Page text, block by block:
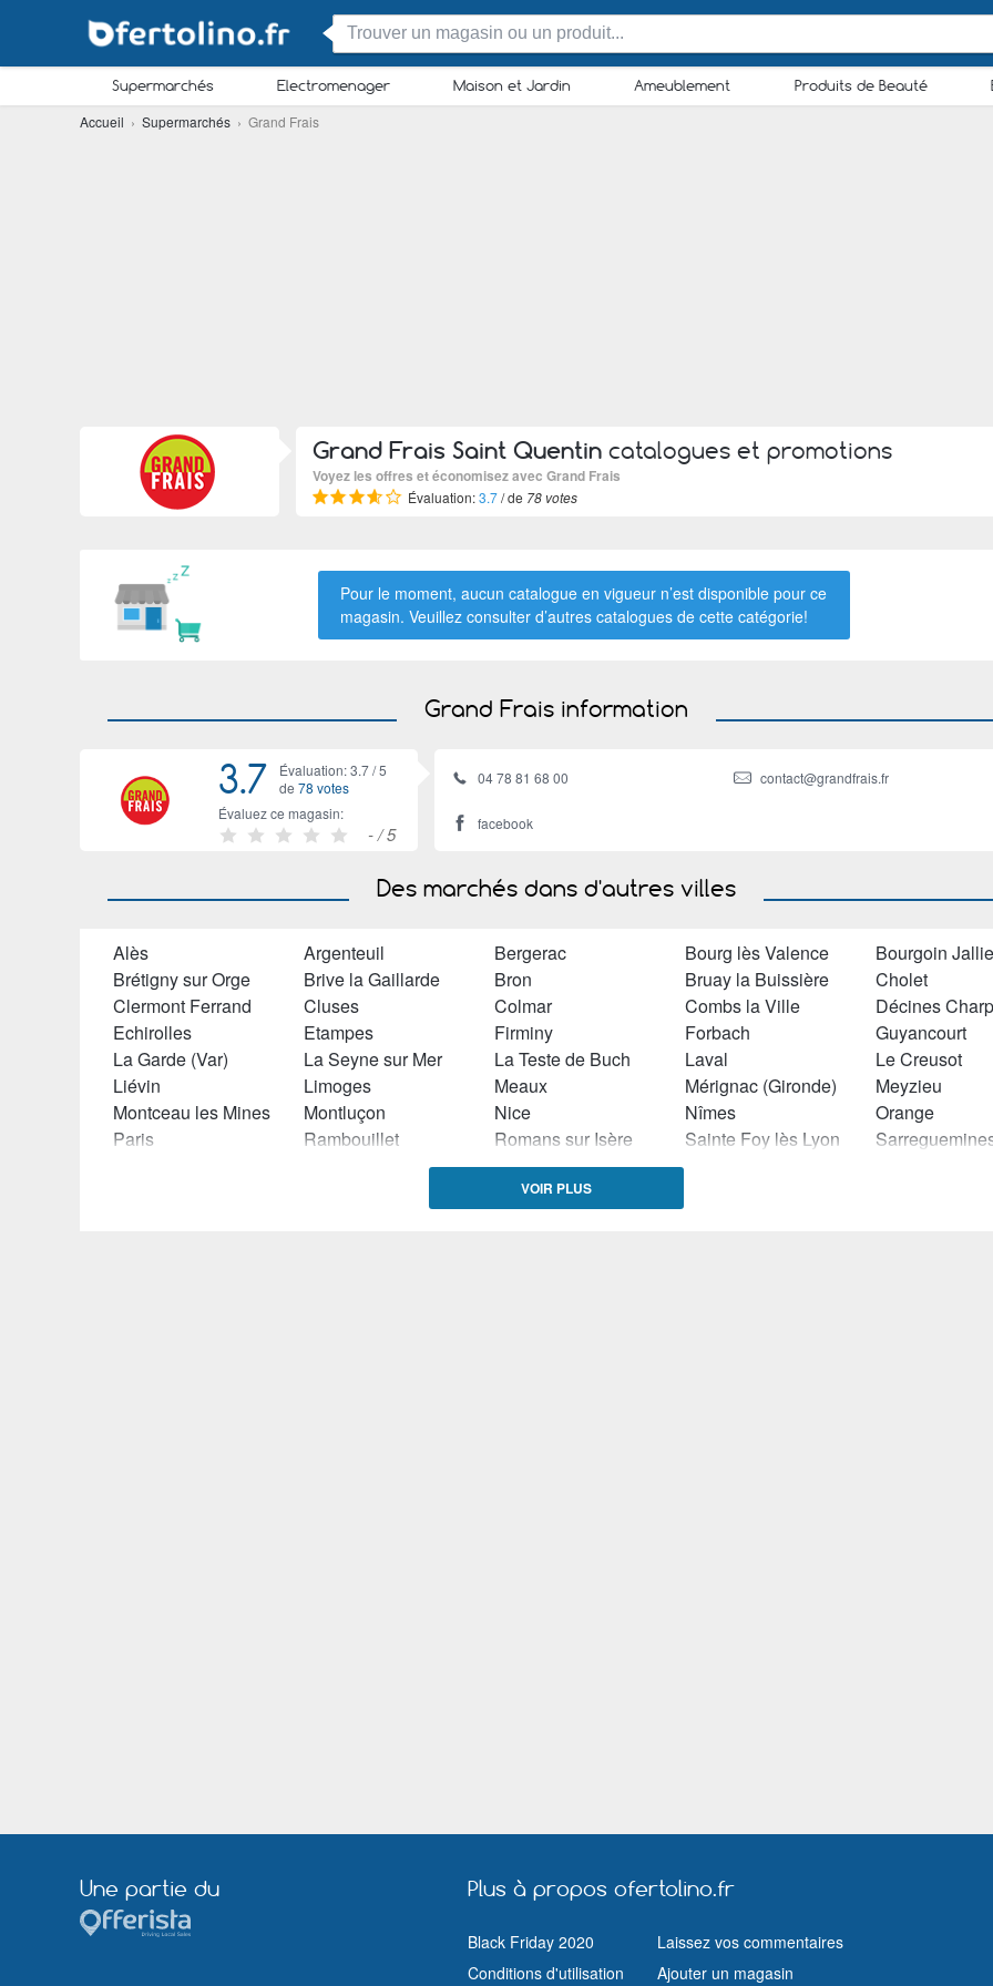
Supermarchés Electromenager Maison et Jardin Ameublement Produits de Beauté
Accueil › Supermarchés › Grand Frais
Grand Frais Saint Quentin catalogues et promotions
Voyez les offres et économisez avec Grand Frais
Évaluation:3.7/ de 78 votes
Pour le moment, aucun catalogue en vigueur n’est disponible pour ce
magasin. Veuillez consulter d’autres catalogues de cette catégorie!
Grand Frais information
3.7 Évaluation: 3.7 /5
de 78 votes
Évaluez ce magasin:
-/ 5
04 78 81 68 00 contact@grandfrais.fr
facebook
Des marchés dans d'autres villes
Alès Argenteuil Bergerac Bourg lès Valence
Bourgoin
Brétigny sur Orge
Brive la Gaillarde Bron Bruay la Buissière
Cholet
Clermont Ferrand
Cluses Colmar Combs la Ville
Décines
Echirolles
Etampes Firminy Forbach
Guyancourt
La Garde (Var)
La Seyne sur Mer La Teste de Buch Laval
Le Creusot
Liévin
Limoges Meaux Mérignac (Gironde)
Meyzieu
Montceau les Mines
Montluçon Nice Nîmes
Orange
Paris
Rambouillet Romans sur Isère Sainte Foy lès Lyon
Toulouse
VOIR PLUS
Une partie du Plus à propos ofertolino.fr
Black Friday 2020
Conditions d'utilisation
Laissez vos commentaires
Ajouter un magasin